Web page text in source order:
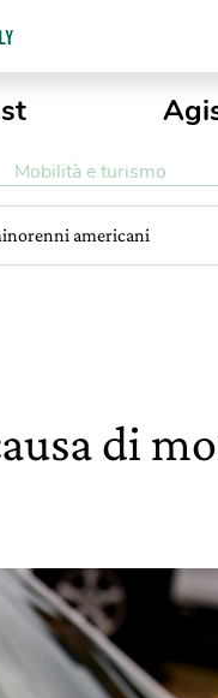
Mobilità e turismo
americani
di